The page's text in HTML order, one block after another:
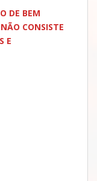
DE BEM
CONSISTE
E